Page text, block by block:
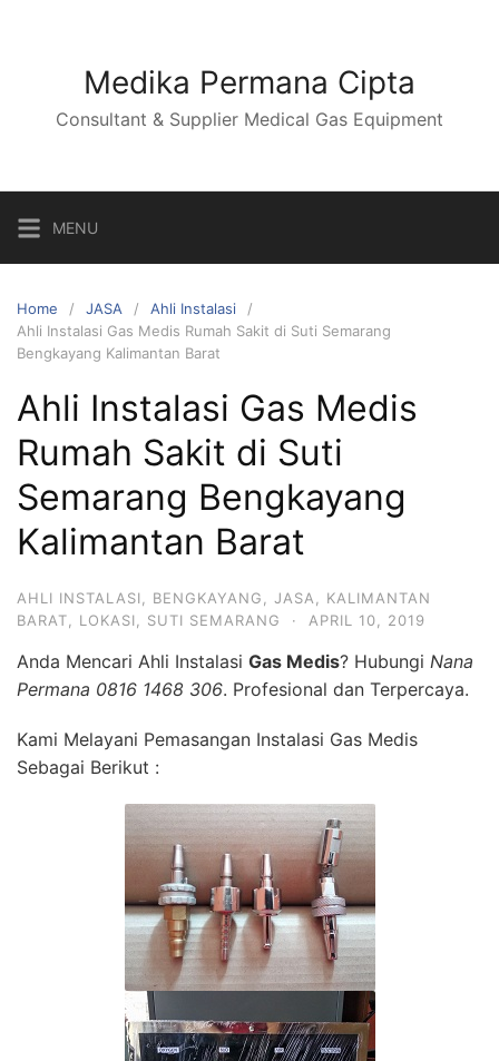
Medika Permana Cipta
Consultant & Supplier Medical Gas Equipment
MENU
Home JASA
Ahli Instalasi
Ahli Instalasi Gas Medis Rumah Sakit di Suti Semarang
Bengkayang Kalimantan Barat
Ahli Instalasi Gas Medis
Rumah Sakit di Suti
Semarang Bengkayang
Kalimantan Barat
AHLI INSTALASI BENGKAYANG JASA
KALIMANTAN
BARAT
LOKASI SUTI SEMARANG · APRIL 10, 2019
Anda Mencari Ahli Instalasi Gas Medis? Hubungi Nana
Permana 0816 1468 306. Profesional dan Terpercaya.
Kami Melayani Pemasangan Instalasi Gas Medis
Sebagai Berikut :